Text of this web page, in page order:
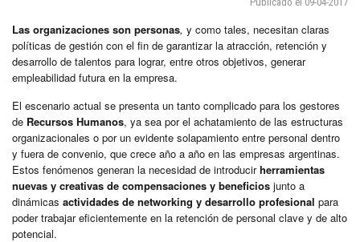
Las organizaciones son personas, y como tales, necesitan claras
políticas de gestión con el fin de garantizar la atracción, retención y
desarrollo de talentos para lograr, entre otros objetivos, generar
empleabilidad futura en la empresa.
El escenario actual se presenta un tanto complicado para los gestores
de Recursos Humanos, ya sea por el achatamiento de las estructuras
organizacionales o por un evidente solapamiento entre personal dentro
y fuera de convenio, que crece año a año en las empresas argentinas.
Estos fenómenos generan la necesidad de introducirherramientas
nuevas y creativas de compensaciones y beneficios junto a
dinámicas actividades de networking y desarrollo profesional para
poder trabajar eficientemente en la retención de personal clave y de alto
potencial.